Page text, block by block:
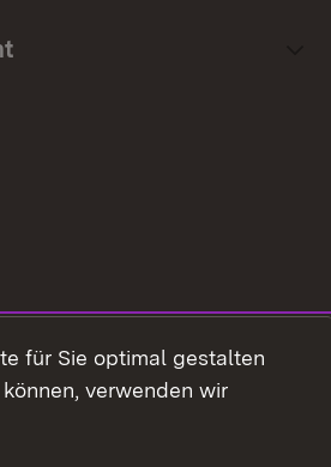
für Sie optimal gestalten
verwenden wir